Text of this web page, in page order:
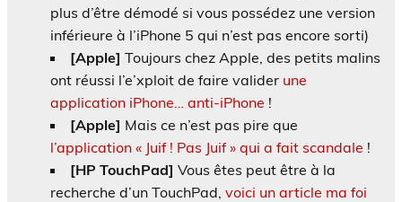
plus d’être démodé si vous possédez une version
inférieure à l’iPhone 5 qui n’est pas encore sorti)
[Apple] Toujours chez Apple, des petits malins
ont réussi l’e’xploit de faire valider une
application iPhone… anti-iPhone !
[Apple] Mais ce n’est pas pire que
l’application « Juif ! Pas Juif » qui a fait scandale !
[HP TouchPad] Vous êtes peut être à la
recherche d’un TouchPad, voici un article ma foi